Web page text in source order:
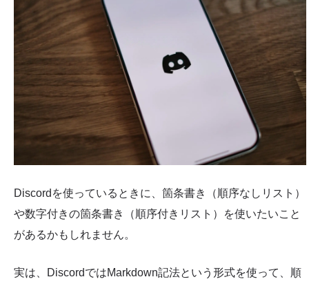
Discordを使っているときに、箇条書き（順序なしリスト）
や数字付きの箇条書き（順序付きリスト）を使いたいこと
があるかもしれません。
実は、DiscordではMarkdown記法という形式を使って、順